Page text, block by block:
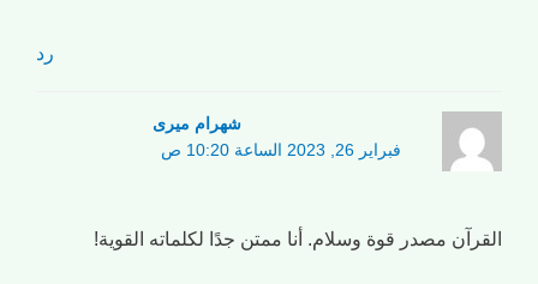
رد
شهرام میری
فبراير 26, 2023 الساعة 10:20 ص
القرآن مصدر قوة وسلام. أنا ممتن جدًا لكلماته القوية!